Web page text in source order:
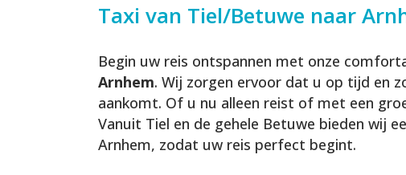
Taxi van Tiel/Betuwe naar
Begin uw reis ontspannen met onze
Arnhem. Wij zorgen ervoor dat u op tijd en
aankomt. Of u nu alleen reist of met een
Vanuit Tiel en de gehele Betuwe bieden wij
Arnhem, zodat uw reis perfect begint.